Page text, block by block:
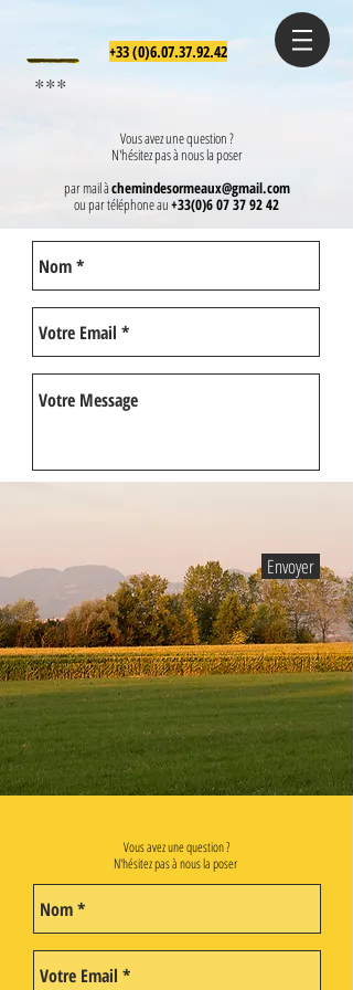
***
+33 (0)6.07.37.92.42
Vous avez une question ?
N'hésitez pas à nous la poser
par mail àchemindesormeaux@gmail.com
ou par téléphone au+33(0)6 07 37 92 42
Envoyer
Vous avez une question ?
N'hésitez pas à nous la poser